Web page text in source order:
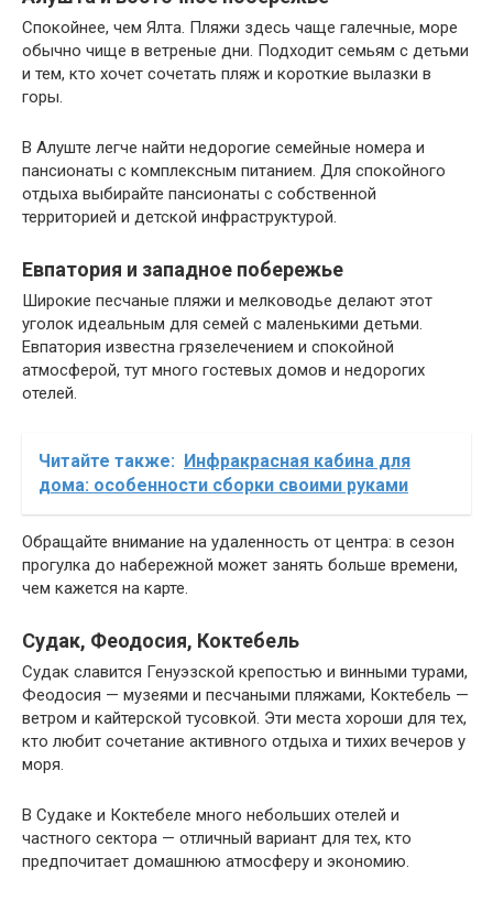
Спокойнее, чем Ялта. Пляжи здесь чаще галечные, море
обычно чище в ветреные дни. Подходит семьям с детьми
и тем, кто хочет сочетать пляж и короткие вылазки в
горы.
В Алуште легче найти недорогие семейные номера и
пансионаты с комплексным питанием. Для спокойного
отдыха выбирайте пансионаты с собственной
территорией и детской инфраструктурой.
Евпатория и западное побережье
Широкие песчаные пляжи и мелководье делают этот
уголок идеальным для семей с маленькими детьми.
Евпатория известна грязелечением и спокойной
атмосферой, тут много гостевых домов и недорогих
отелей.
Читайте также: Инфракрасная кабина для
дома: особенности сборки своими руками
Обращайте внимание на удаленность от центра: в сезон
прогулка до набережной может занять больше времени,
чем кажется на карте.
Судак, Феодосия, Коктебель
Судак славится Генуэзской крепостью и винными турами,
Феодосия — музеями и песчаными пляжами, Коктебель —
ветром и кайтерской тусовкой. Эти места хороши для тех,
кто любит сочетание активного отдыха и тихих вечеров у
моря.
В Судаке и Коктебеле много небольших отелей и
частного сектора — отличный вариант для тех, кто
предпочитает домашнюю атмосферу и экономию.